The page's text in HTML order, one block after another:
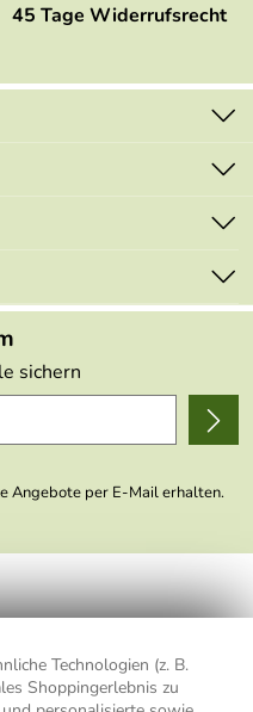
Technologien (z. B.
Shoppingerlebnis zu
45 Tage Widerrufsrecht
sichern
Angebote per E-Mail erhalten.
Unternehmen
wird in anonymer Form
geklickt hat. Diese
Adresse für Werbezwecke
Zukunft widerrufen, indem ich
anklicke oder die
deaktiviere. Die
Kenntnis genommen.